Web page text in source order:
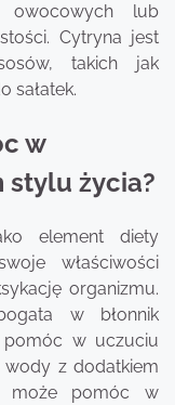
lub
Cytryna jest
takich jak
sałatek.
w
stylu życia?
element diety
właściwości
organizmu.
w błonnik
w uczuciu
wody z dodatkiem
może pomóc w